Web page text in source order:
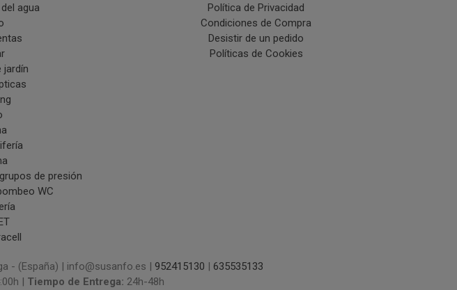
agua
jardín
de presión
WC
Política de Privacidad
Condiciones de Compra
Desistir de un pedido
Políticas de Cookies
- (España) | info@susanfo.es | 952415130 |635535133
| Tiempo de Entrega: 24h-48h